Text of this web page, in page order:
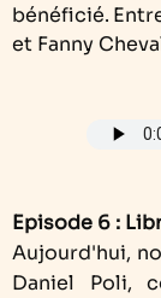
bénéficié.
et Fanny
Episode 6 :
Aujourd'hui,
Daniel Poli,